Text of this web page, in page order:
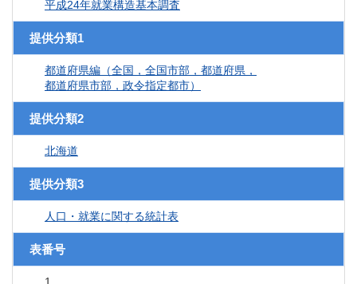
平成24年就業構造基本調査
提供分類1
都道府県編（全国，全国市部，都道府県，
都道府県市部，政令指定都市）
提供分類2
北海道
提供分類3
人口・就業に関する統計表
表番号